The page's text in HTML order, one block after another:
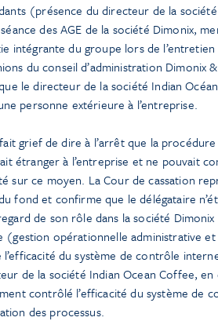
(présence du directeur de la
des AGE de la société Dimonix,
intégrante du groupe lors de
du conseil d’administration Dimonix
le directeur de la société Indian
personne extérieure à l’entreprise.
grief de dire à l’arrêt que la
étranger à l’entreprise et ne pouvait
sur ce moyen. La Cour de cassation
fond et confirme que le délégataire
de son rôle dans la société
(gestion opérationnelle administrative
du système de contrôle
de la société Indian Ocean Coffee, en
contrôlé l’efficacité du système de
des processus.